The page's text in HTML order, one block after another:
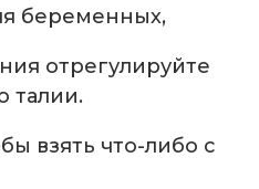
беременных,
отрегулируйте
талии.
взять что-либо с